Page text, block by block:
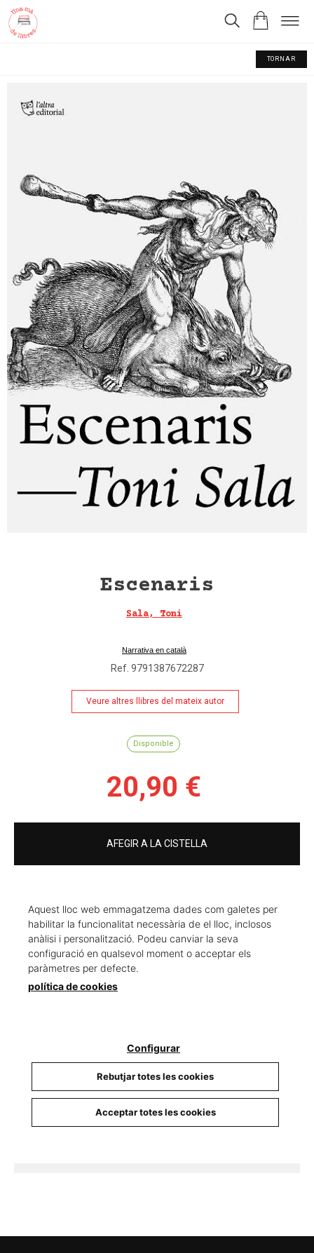
TORNAR
Escenaris
Sala, Toni
Narrativa en català
Ref. 9791387672287
Veure altres llibres del mateix autor
Disponible
20,90 €
AFEGIR A LA CISTELLA
Recursos de seguretat del producte
Descripció
Encuadernació :
Data d'edició : 01/09/2025
Any d'edició : 2025
Idioma :
Catalán
Autor@s : Sala, Toni
Aquest lloc web emmagatzema dades com galetes per
habilitar la funcionalitat necessària de el lloc, inclosos
anàlisi i personalització. Podeu canviar la seva
configuració en qualsevol moment o acceptar els
paràmetres per defecte.
política de cookies
Configurar
Rebutjar totes les cookies
Acceptar totes les cookies